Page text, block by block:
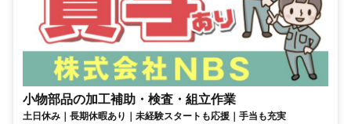
小物部品の加工補助・検査・組立作業
土日休み｜長期休暇あり｜未経験スタートも応援｜手当も充実